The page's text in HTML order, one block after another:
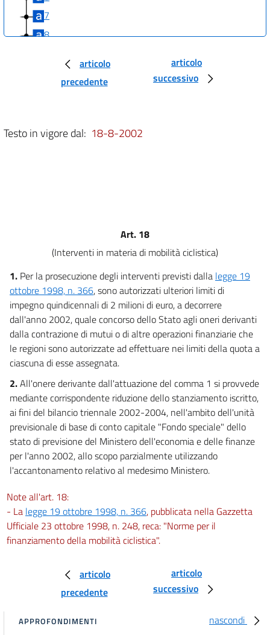
7
8
13
20
21
22
23
24
25
27
28
29
30
31
33
34
35
39
articolo
precedente
articolo
successivo
Testo in vigore dal: 18-8-2002
Art. 18
(Interventi in materia di mobilità ciclistica)
1. Per la prosecuzione degli interventi previsti dalla legge 19
ottobre 1998, n. 366, sono autorizzati ulteriori limiti di
impegno quindicennali di 2 milioni di euro, a decorrere
dall'anno 2002, quale concorso dello Stato agli oneri derivanti
dalla contrazione di mutui o di altre operazioni finanziarie che
le regioni sono autorizzate ad effettuare nei limiti della quota a
ciascuna di esse assegnata.
2.All'onere derivante dall'attuazione del comma 1 si provvede
mediante corrispondente riduzione dello stanziamento iscritto,
ai fini del bilancio triennale 2002-2004, nell'ambito dell'unità
previsionale di base di conto capitale "Fondo speciale" dello
stato di previsione del Ministero dell'economia e delle finanze
per l'anno 2002, allo scopo parzialmente utilizzando
l'accantonamento relativo al medesimo Ministero.
Note all'art. 18:
- La legge 19 ottobre 1998, n. 366, pubblicata nella Gazzetta
Ufficiale 23 ottobre 1998, n. 248, reca: "Norme per il
finanziamento della mobilità ciclistica".
articolo
precedente
articolo
successivo
nascondi
APPROFONDIMENTI